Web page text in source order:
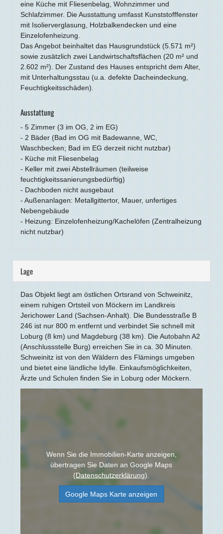
eine Küche mit Fliesenbelag, Wohnzimmer und
Schlafzimmer. Die Ausstattung umfasst Kunststofffenster
mit Isolierverglasung, Holzbalkendecken und eine
Einzelofenheizung.
Das Angebot beinhaltet das Hausgrundstück (5.571 m²)
sowie zusätzlich zwei Landwirtschaftsflächen (20 m² und
2.602 m²). Der Zustand des Hauses entspricht dem Alter,
mit Unterhaltungsstau (u.a. defekte Dacheindeckung,
Feuchtigkeitsschäden).
Ausstattung
- 5 Zimmer (3 im OG, 2 im EG)
- 2 Bäder (Bad im OG mit Badewanne, WC,
Waschbecken; Bad im EG derzeit nicht nutzbar)
- Küche mit Fliesenbelag
- Keller mit zwei Abstellräumen (teilweise
feuchtigkeitssanierungsbedürftig)
- Dachboden nicht ausgebaut
- Außenanlagen: Metallgittertor, Mauer, unfertiges
Nebengebäude
- Heizung: Einzelofenheizung/Kachelöfen (Zentralheizung
nicht nutzbar)
Lage
Das Objekt liegt am östlichen Ortsrand von Schweinitz,
einem ruhigen Ortsteil von Möckern im Landkreis
Jerichower Land (Sachsen-Anhalt). Die Bundesstraße B
246 ist nur 800 m entfernt und verbindet Sie schnell mit
Loburg (8 km) und Magdeburg (38 km). Die Autobahn A2
(Anschlussstelle Burg) erreichen Sie in ca. 30 Minuten.
Schweinitz ist von den Wäldern des Flämings umgeben
und bietet eine ländliche Idylle. Einkaufsmöglichkeiten,
Ärzte und Schulen finden Sie in Loburg oder Möckern.
Wenn Sie die Immobilien-Karte anzeigen,
übertragen Sie Daten an Google Maps
(Datenschutzerklärung).
Google Maps Karte anzeigen